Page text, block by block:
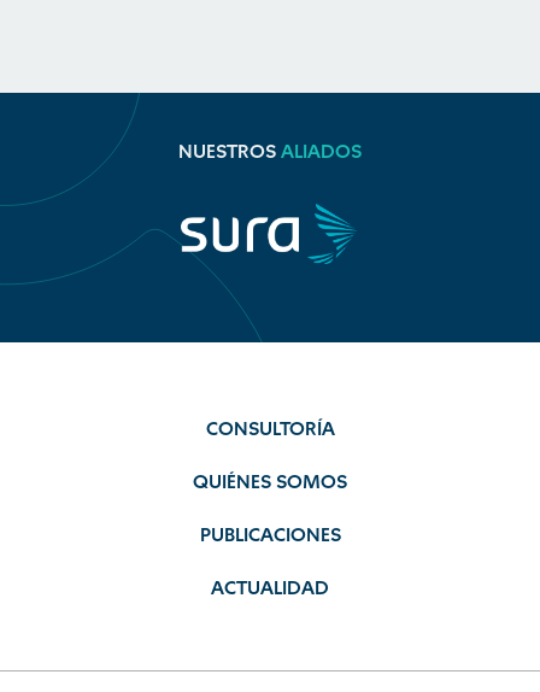
NUESTROS ALIADOS
CONSULTORÍA
QUIÉNES SOMOS
PUBLICACIONES
ACTUALIDAD